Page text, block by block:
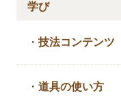
学び
・技法コンテンツ
・道具の使い方